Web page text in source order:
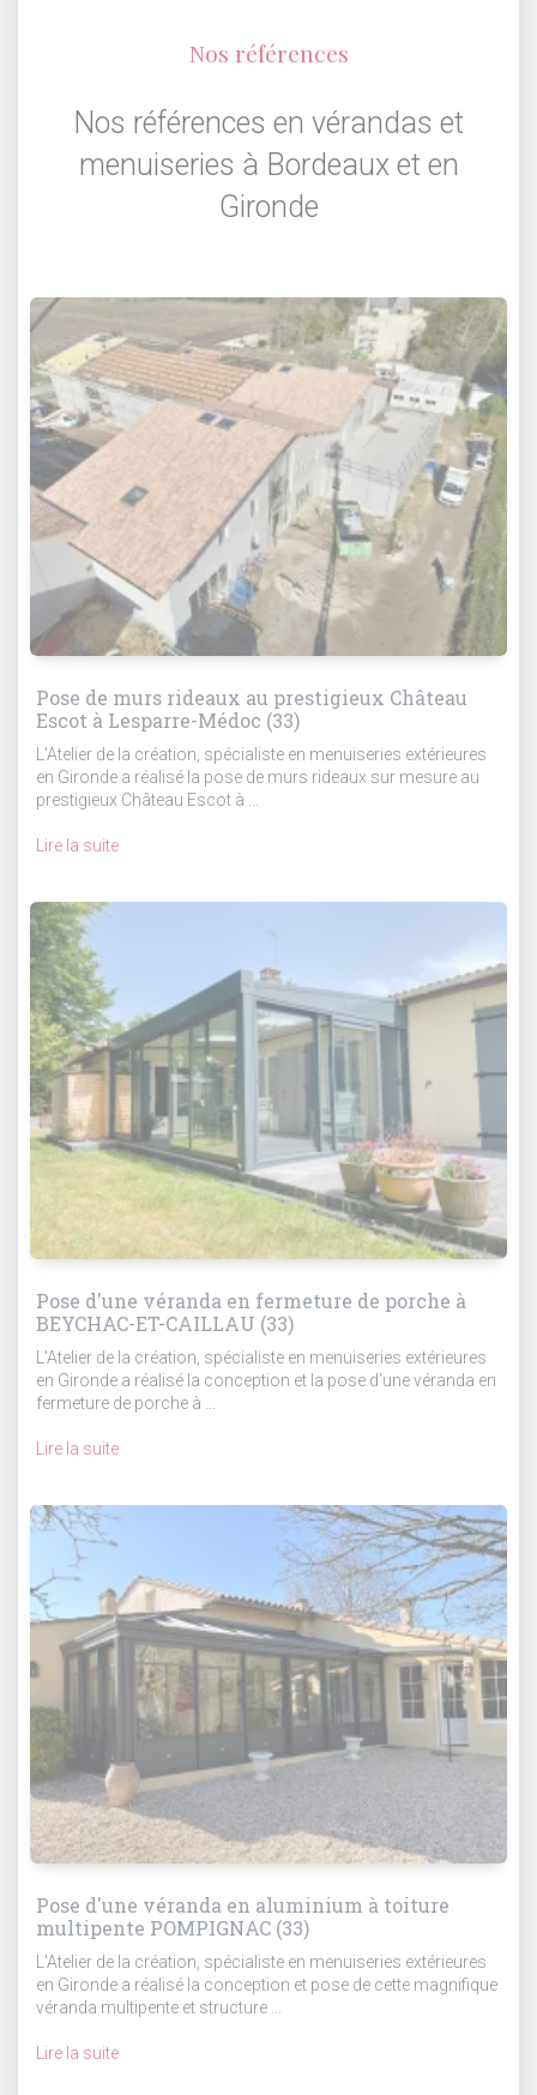
Nos références
Nos références en vérandas et
menuiseries à Bordeaux et en
Gironde
Pose de murs rideaux au prestigieux Château
Escot à Lesparre-Médoc (33)
L'Atelier de la création, spécialiste en menuiseries extérieures
en Gironde a réalisé la pose de murs rideaux sur mesure au
prestigieux Château Escot à ...
Lire la suite
Pose d'une véranda en fermeture de porche à
BEYCHAC-ET-CAILLAU (33)
L'Atelier de la création, spécialiste en menuiseries extérieures
en Gironde a réalisé la conception et la pose d’une véranda en
fermeture de porche à ...
Lire la suite
Pose d'une véranda en aluminium à toiture
multipente POMPIGNAC (33)
L'Atelier de la création, spécialiste en menuiseries extérieures
en Gironde a réalisé la conception et pose de cette magnifique
véranda multipente et structure ...
Lire la suite